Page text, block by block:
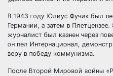
В 1943 году Юлиус Фучик был
Германии, а затем в Плетцензее.
журналист был казнен через
он пел Интернационал,
веру в победу коммунизма.
После Второй Мировой войны